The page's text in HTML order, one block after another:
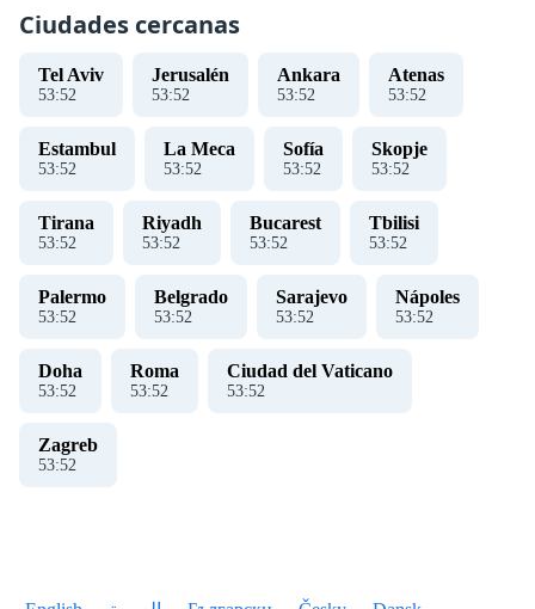
Ciudades cercanas
Tel Aviv
53:52
Jerusalén
53:52
Ankara
53:52
Atenas
53:52
Estambul
53:52
La Meca
53:52
Sofía
53:52
Skopje
53:52
Tirana
53:52
Riyadh
53:52
Bucarest
53:52
Tbilisi
53:52
Palermo
53:52
Belgrado
53:52
Sarajevo
53:52
Nápoles
53:52
Doha
53:52
Roma
53:52
Ciudad del Vaticano
53:52
Zagreb
53:52